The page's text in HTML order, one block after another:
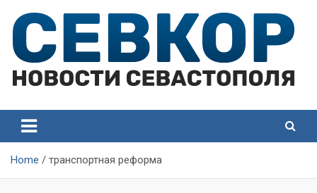
content
Севастополя
Севастополя
Home транспортная реформа